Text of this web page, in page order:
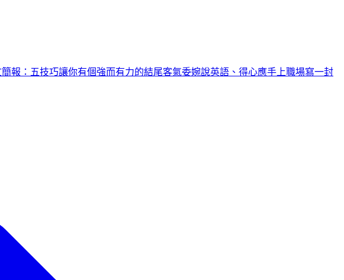
報：五技巧讓你有個強而有力的結尾客氣委婉說英語、得心應手上職場寫一封